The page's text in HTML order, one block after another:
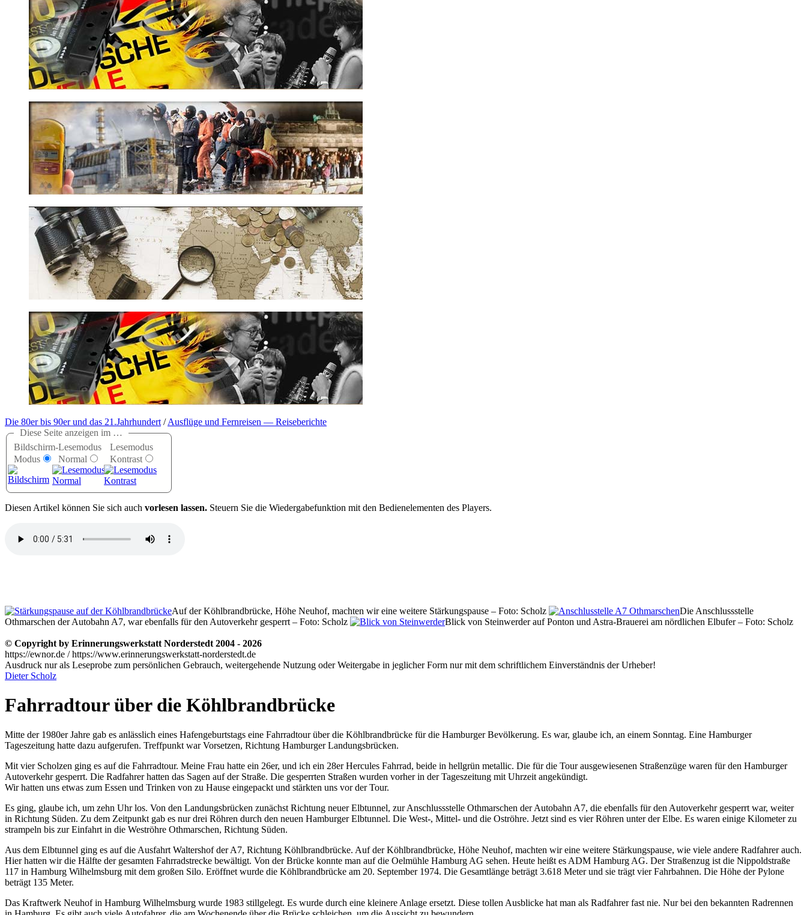
Die 80er bis 90er und das 21.Jahrhundert/Ausflüge und Fernreisen — Reiseberichte
Diese Seite anzeigen im …
Bildschirm-
Modus
Lesemodus
Normal
Lesemodus
Kontrast
Diesen Artikel können Sie sich auch vorlesen lassen. Steuern Sie die Wiedergabefunktion mit den Bedienelementen des Players.
Auf der Köhlbrandbrücke, Höhe Neuhof, machten wir eine weitere Stärkungspause – Foto: Scholz
Die Anschlussstelle
Othmarschen der Autobahn A7, war ebenfalls für den Autoverkehr gesperrt – Foto: Scholz
Blick von Steinwerder auf Ponton und Astra-Brauerei am nördlichen Elbufer – Foto: Scholz
© Copyright by Erinnerungswerkstatt Norderstedt 2004 - 2026
https://ewnor.de / https://www.erinnerungswerkstatt-norderstedt.de
Ausdruck nur als Leseprobe zum persönlichen Gebrauch, weitergehende Nutzung oder Weitergabe in jeglicher Form nur mit dem schriftlichem Einverständnis der Urheber!
Dieter Scholz
Fahrradtour über die Köhlbrandbrücke
Mitte der 1980er Jahre gab es anlässlich eines Hafengeburtstags eine Fahrradtour über die Köhlbrandbrücke für die Hamburger Bevölkerung. Es war, glaube ich, an einem Sonntag. Eine Hamburger
Tageszeitung hatte dazu aufgerufen. Treffpunkt war Vorsetzen, Richtung Hamburger Landungsbrücken.
Mit vier Scholzen ging es auf die Fahrradtour. Meine Frau hatte ein 26er, und ich ein 28er Hercules Fahrrad, beide in hellgrün metallic. Die für die Tour ausgewiesenen Straßenzüge waren für den Hamburger
Autoverkehr gesperrt. Die Radfahrer hatten das Sagen auf der Straße. Die gesperrten Straßen wurden vorher in der Tageszeitung mit Uhrzeit angekündigt.
Wir hatten uns etwas zum Essen und Trinken von zu Hause eingepackt und stärkten uns vor der Tour.
Es ging, glaube ich, um zehn Uhr los. Von den Landungsbrücken zunächst Richtung neuer Elbtunnel, zur Anschlussstelle Othmarschen der Autobahn A7, die ebenfalls für den Autoverkehr gesperrt war, weiter
in Richtung Süden. Zu dem Zeitpunkt gab es nur drei Röhren durch den neuen Hamburger Elbtunnel. Die West-, Mittel- und die Oströhre. Jetzt sind es vier Röhren unter der Elbe. Es waren einige Kilometer zu
strampeln bis zur Einfahrt in die Weströhre Othmarschen, Richtung Süden.
Aus dem Elbtunnel ging es auf die Ausfahrt Waltershof der A7, Richtung Köhlbrandbrücke. Auf der Köhlbrandbrücke, Höhe Neuhof, machten wir eine weitere Stärkungspause, wie viele andere Radfahrer auch.
Hier hatten wir die Hälfte der gesamten Fahrradstrecke bewältigt. Von der Brücke konnte man auf die Oelmühle Hamburg AG sehen. Heute heißt es ADM Hamburg AG. Der Straßenzug ist die Nippoldstraße
117 in Hamburg Wilhelmsburg mit dem großen Silo. Eröffnet wurde die Köhlbrandbrücke am 20. September 1974. Die Gesamtlänge beträgt 3.618 Meter und sie trägt vier Fahrbahnen. Die Höhe der Pylone
beträgt 135 Meter.
Das Kraftwerk Neuhof in Hamburg Wilhelmsburg wurde 1983 stillgelegt. Es wurde durch eine kleinere Anlage ersetzt. Diese tollen Ausblicke hat man als Radfahrer fast nie. Nur bei den bekannten Radrennen